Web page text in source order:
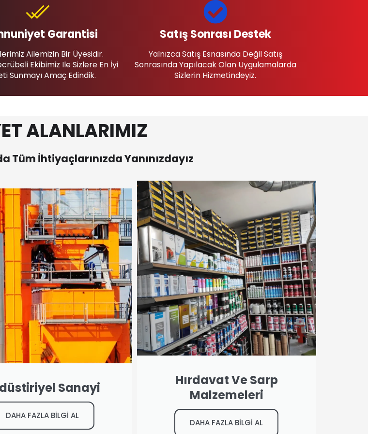
Garantisi
Ailemizin Bir Üyesidir.
Ekibimiz Ile Sizlere En İyi
Sunmayı Amaç Edindik.
Satış Sonrası Destek
Yalnızca Satış Esnasında Değil Satış
Sonrasında Yapılacak Olan Uygulamalarda
Sizlerin Hizmetindeyiz.
ALANLARIMIZ
Tüm İhtiyaçlarınızda Yanınızdayız
Sanayi
DAHA FAZLA BİLGİ AL
Hırdavat Ve Sarp
Malzemeleri
DAHA FAZLA BİLGİ AL